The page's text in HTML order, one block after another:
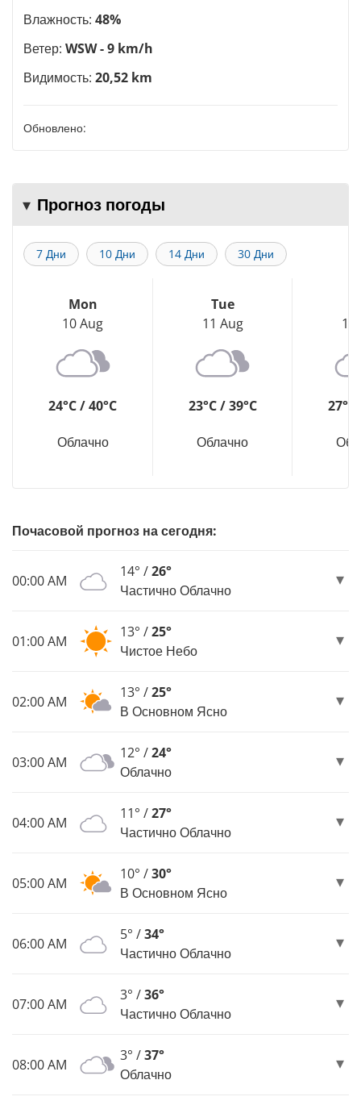
Влажность: 48%
Ветер: WSW - 9 km/h
Видимость: 20,52 km
Обновлено:
Прогноз погоды
7 Дни 10 Дни 14 Дни 30 Дни
Mon
10 Aug
24°C / 40°C
Облачно
Tue
11 Aug
23°C / 39°C
Облачно
12
27°C
Почасовой прогноз на сегодня:
00:00 AM
14° /26°
Частично Облачно
01:00 AM
13° /25°
Чистое Небо
02:00 AM
13° /25°
В Основном Ясно
03:00 AM
12° /24°
Облачно
04:00 AM
11° /27°
Частично Облачно
05:00 AM
10° /30°
В Основном Ясно
06:00 AM
5° /34°
Частично Облачно
07:00 AM
3° /36°
Частично Облачно
08:00 AM
3° /37°
Облачно